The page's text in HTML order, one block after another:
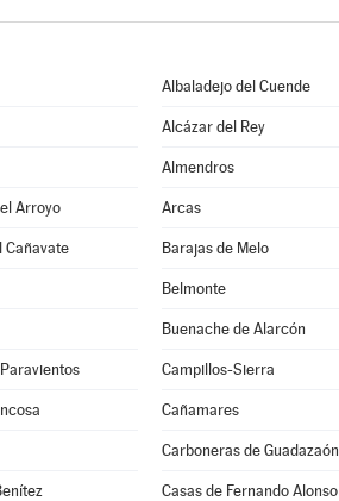
Albaladejo del Cuende
Alcázar del Rey
Almendros
Arroyo Arcas
Cañavate Barajas de Melo
Belmonte
Buenache de Alarcón
Campillos-Sierra
Cañamares
Carboneras de Guadazaón
Casas de Fernando Alonso